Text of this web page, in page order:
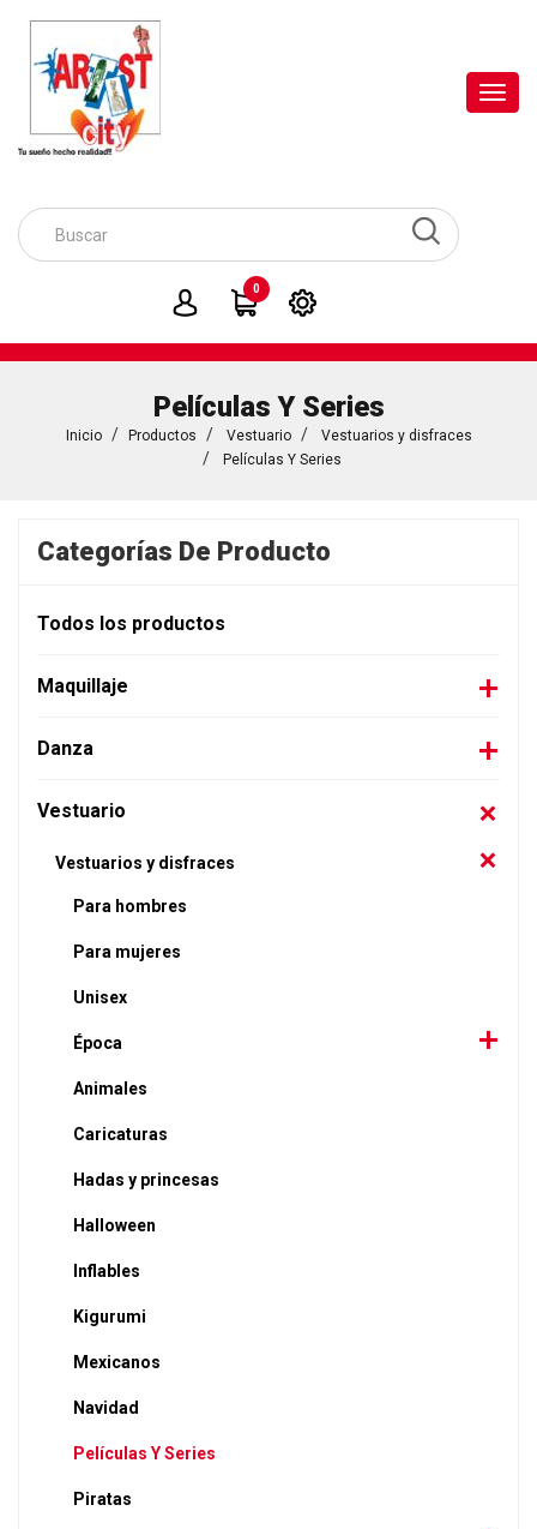
0
Películas Y Series
Inicio Productos Vestuario
Vestuarios y disfraces
Películas Y Series
Categorías De Producto
Todos los productos
Maquillaje
Danza
Vestuario
Vestuarios y disfraces
Para hombres
Para mujeres
Unisex
Época
Animales
Caricaturas
Hadas y princesas
Halloween
Inflables
Kigurumi
Mexicanos
Navidad
Películas Y Series
Piratas